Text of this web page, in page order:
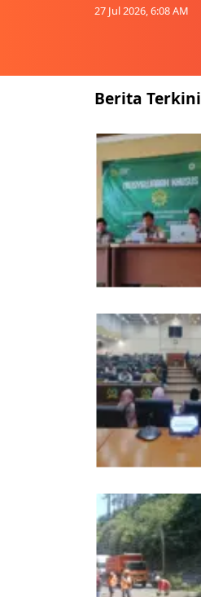
27 Jul 2026, 6:08 AM
Berita Terkini